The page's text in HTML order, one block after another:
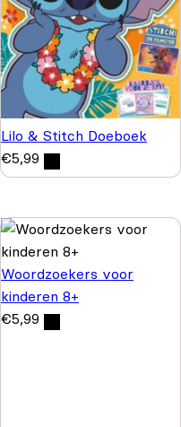
Lilo & Stitch Doeboek
€5,99
Woordzoekers voor
kinderen 8+
€5,99